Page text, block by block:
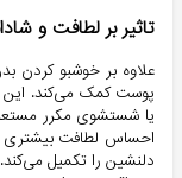
تاثیر بر لطافت و
علاوه بر خوشبو کردن
پوست کمک می‌کند. این
یا شستشوی مکرر
احساس لطافت
دلنشین را تکمیل